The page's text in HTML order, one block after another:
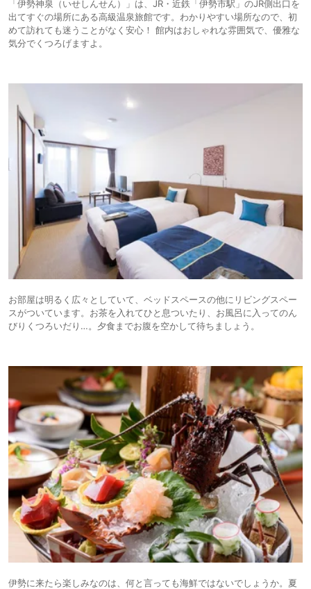
「伊勢神泉（いせしんせん）」は、JR・近鉄「伊勢市駅」のJR側出口を
出てすぐの場所にある高級温泉旅館です。わかりやすい場所なので、初
めて訪れても迷うことがなく安心！ 館内はおしゃれな雰囲気で、優雅な
気分でくつろげますよ。
お部屋は明るく広々としていて、ベッドスペースの他にリビングスペー
スがついています。お茶を入れてひと息ついたり、お風呂に入ってのん
びりくつろいだり…。夕食までお腹を空かして待ちましょう。
伊勢に来たら楽しみなのは、何と言っても海鮮ではないでしょうか。夏